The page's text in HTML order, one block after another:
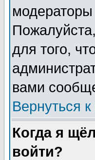
для того,
вами
Вернуться
Когда я
войти?